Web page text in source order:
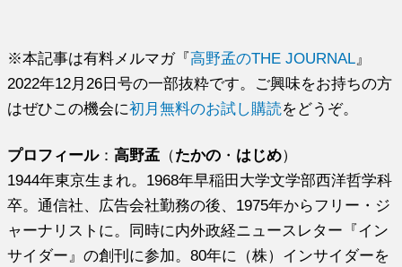
※本記事は有料メルマガ『高野孟のTHE JOURNAL 』
2022年12月26日号の一部抜粋です。ご興味をお持ちの方
はぜひこの機会に初月無料のお試し購読をどうぞ。
プロフィール：高野孟 （たかの ・ はじめ）
1944年東京生まれ。1968年早稲田大学文学部西洋哲学科
卒。通信社、広告会社勤務の後、1975年からフリー・ジ
ャーナリストに。同時に内外政経ニュースレター『イン
サイダー』の創刊に参加。80年に（株）インサイダーを